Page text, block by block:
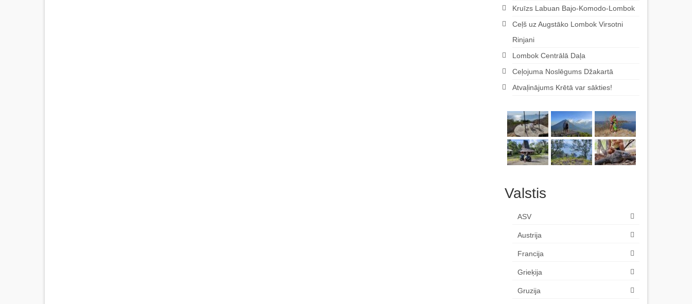
Kruīzs Labuan Bajo-Komodo-Lombok
Ceļš uz Augstāko Lombok Virsotni
Rinjani
Lombok Centrālā Daļa
Ceļojuma Noslēgums Džakartā
Atvaļinājums Krētā var sākties!
Valstis
ASV
Austrija
Francija
Grieķija
Gruzija